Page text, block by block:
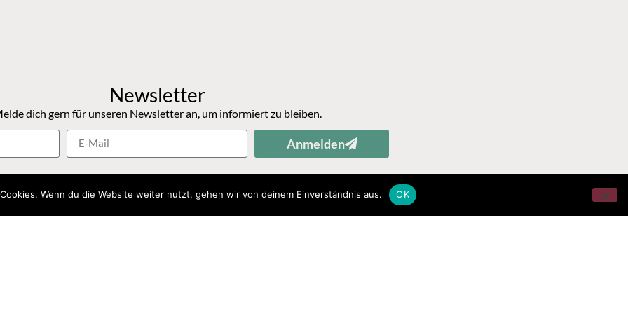
Newsletter
dich gern für unseren Newsletter an, um informiert zu bleiben.
Anmelden
Wenn du die Website weiter nutzt, gehen wir von deinem Einverständnis aus. OK